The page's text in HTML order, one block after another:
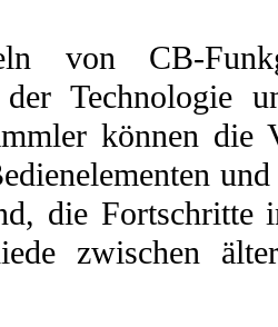
von CB-
der Technologie
können die
die Fortschritte
zwischen